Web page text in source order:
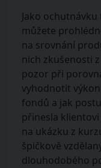
Jako
můžete
na srovnání
nich zkušenosti
pozor při
vyhodnotit
fondů a jak
přinesla
na ukázku z
špičkově
dlouhodobého